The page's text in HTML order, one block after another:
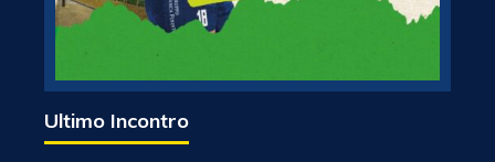
Ultimo Incontro